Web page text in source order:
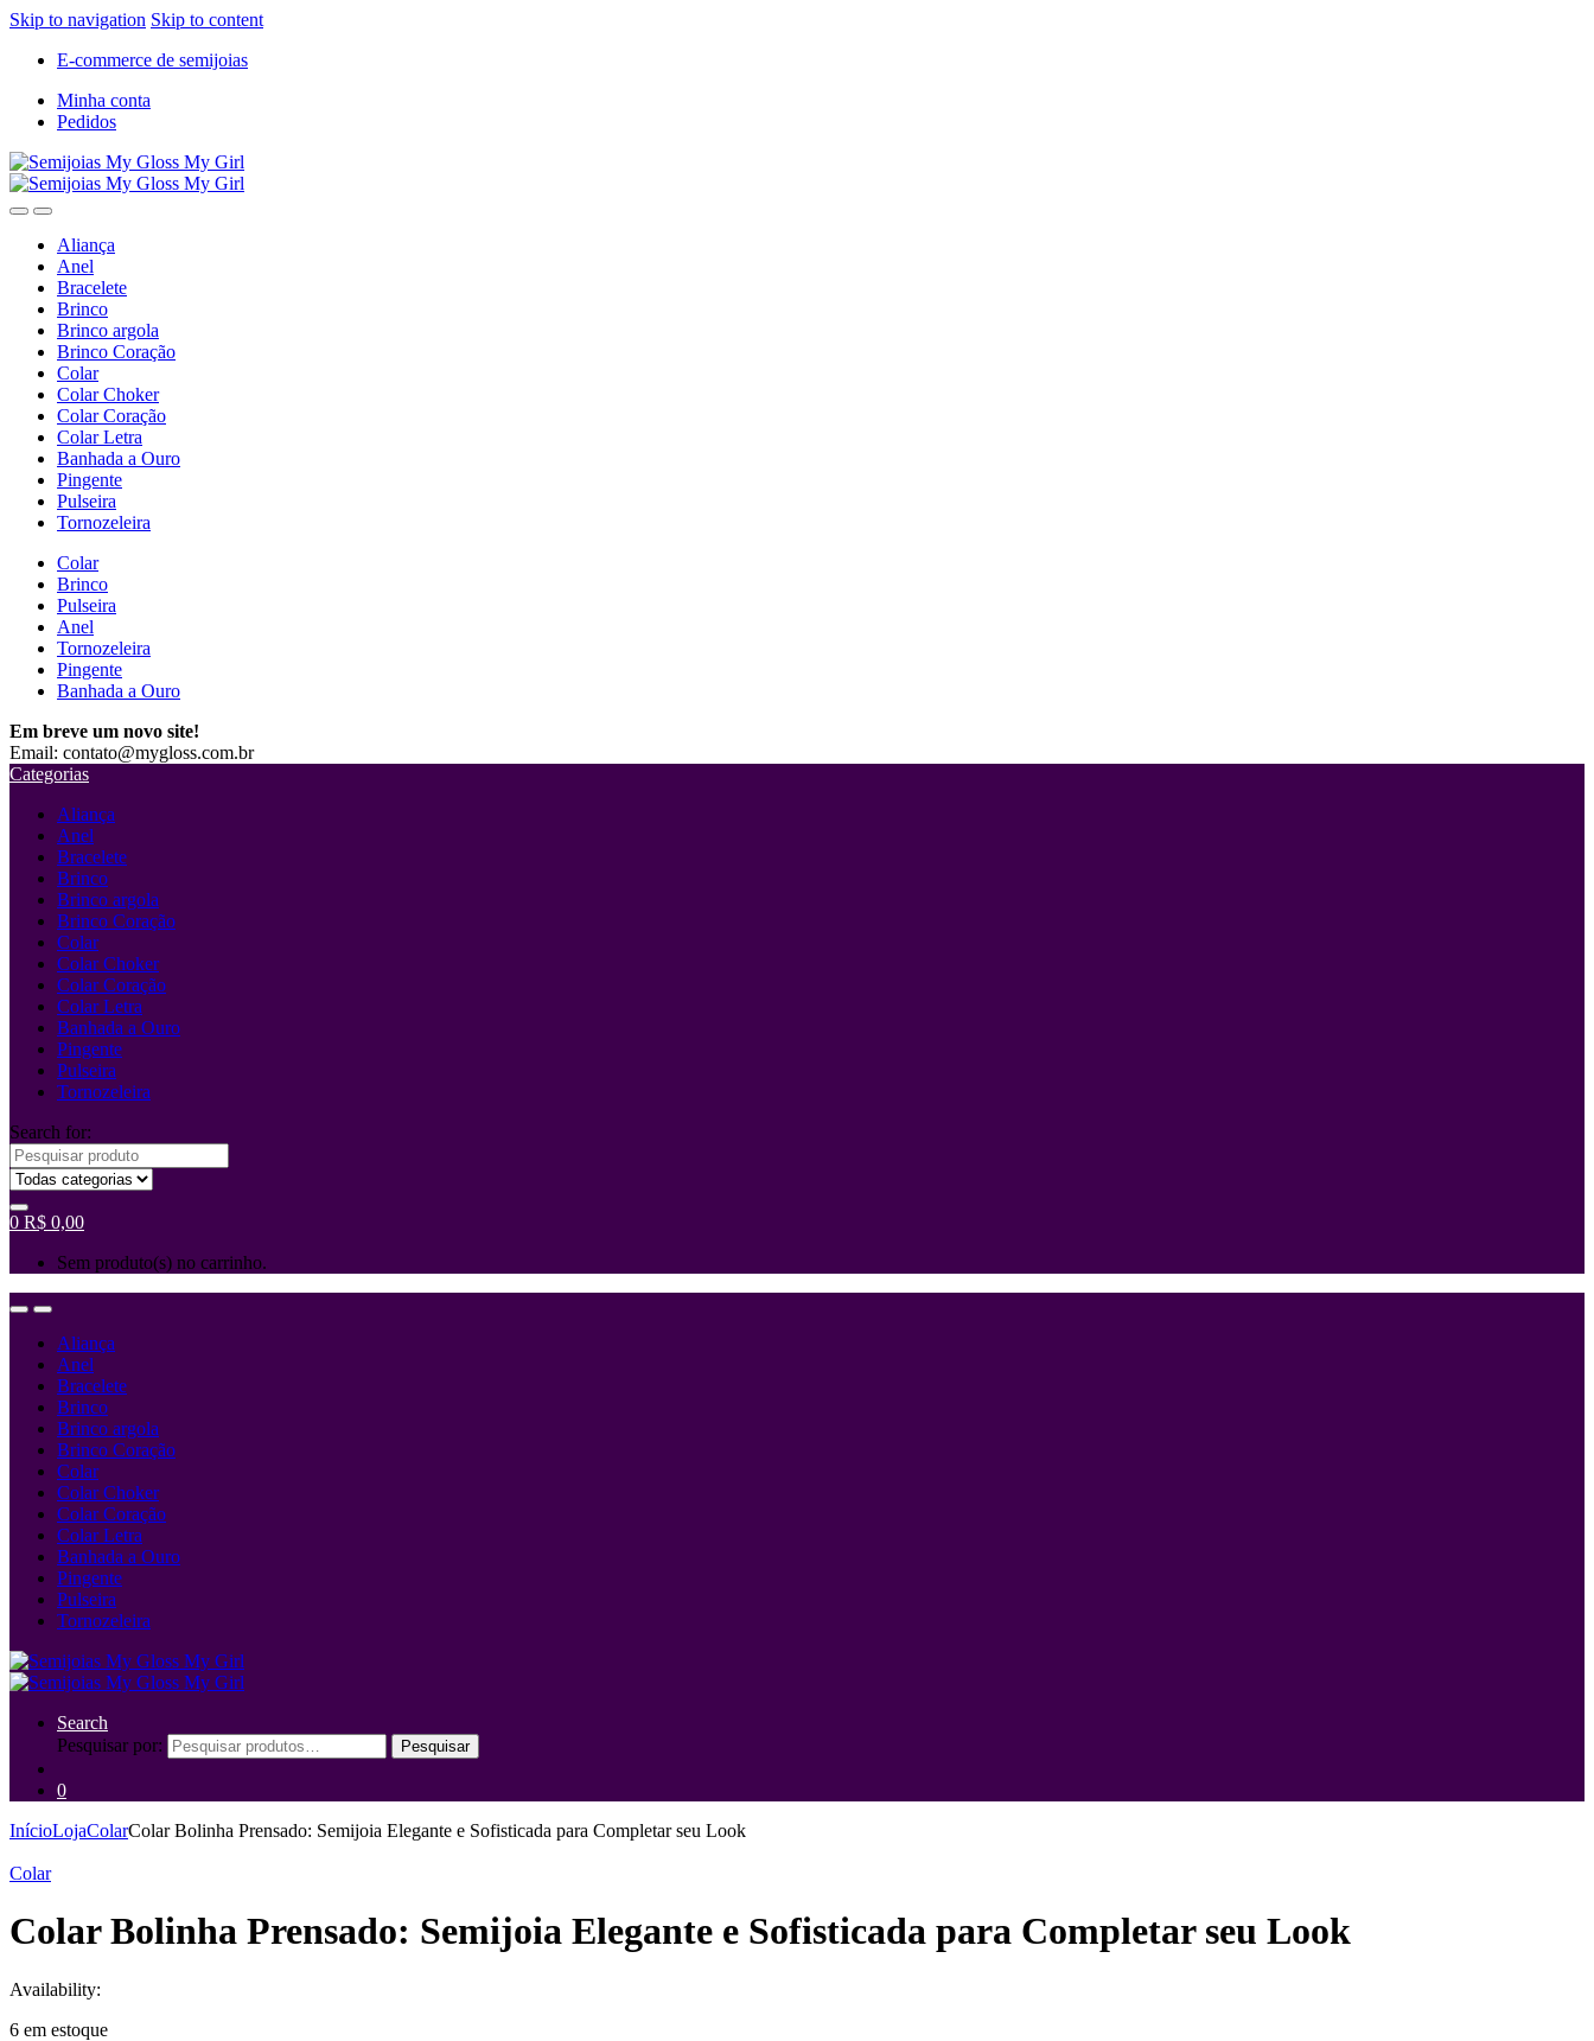
Skip to navigation Skip to content
E-commerce de semijoias
Minha conta
Pedidos
Aliança
Anel
Bracelete
Brinco
Brinco argola
Brinco Coração
Colar
Colar Choker
Colar Coração
Colar Letra
Banhada a Ouro
Pingente
Pulseira
Tornozeleira
Colar
Brinco
Pulseira
Anel
Tornozeleira
Pingente
Banhada a Ouro
Em breve um novo site!
Email: contato@mygloss.com.br
Categorias
Aliança
Anel
Bracelete
Brinco
Brinco argola
Brinco Coração
Colar
Colar Choker
Colar Coração
Colar Letra
Banhada a Ouro
Pingente
Pulseira
Tornozeleira
Search for:
0 R$ 0,00
Sem produto(s) no carrinho.
Aliança
Anel
Bracelete
Brinco
Brinco argola
Brinco Coração
Colar
Colar Choker
Colar Coração
Colar Letra
Banhada a Ouro
Pingente
Pulseira
Tornozeleira
Search
Pesquisar por:
Pesquisar
0
InícioLojaColarColar Bolinha Prensado: Semijoia Elegante e Sofisticada para Completar seu Look
Colar
Colar Bolinha Prensado: Semijoia Elegante e Sofisticada para Completar seu Look
Availability:
6 em estoque